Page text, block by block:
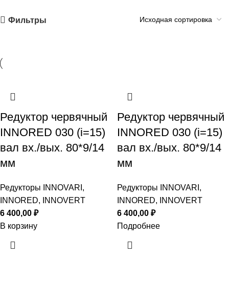
Фильтры
Редуктор червячный
INNORED 030 (i=15)
вал вх./вых. 80*9/14
мм
Редукторы INNOVARI,
INNORED, INNOVERT
6 400,00 ₽
В корзину
Редуктор червячный
INNORED 030 (i=15)
вал вх./вых. 80*9/14
мм
Редукторы INNOVARI,
INNORED, INNOVERT
6 400,00 ₽
Подробнее